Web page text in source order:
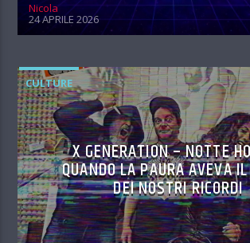
Nicola
24 APRILE 2026
CULTURE
X GENERATION – NOTTE
QUANDO LA PAURA AVEVA
DEI NOSTRI RICORDI